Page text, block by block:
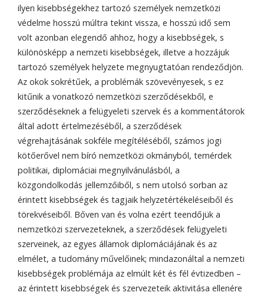
ilyen kisebbségekhez tartozó személyek nemzetközi
védelme hosszú múltra tekint vissza, e hosszú idő sem
volt azonban elegendő ahhoz, hogy a kisebbségek, s
különösképp a nemzeti kisebbségek, illetve a hozzájuk
tartozó személyek helyzete megnyugtatóan rendeződjön.
Az okok sokrétűek, a problémák szövevényesek, s ez
kitűnik a vonatkozó nemzetközi szerződésekből, e
szerződéseknek a felügyeleti szervek és a kommentátorok
által adott értelmezéséből, a szerződések
végrehajtásának sokféle megítéléséből, számos jogi
kötőerővel nem bíró nemzetközi okmányból, temérdek
politikai, diplomáciai megnyilvánulásból, a
közgondolkodás jellemzőiből, s nem utolsó sorban az
érintett kisebbségek és tagjaik helyzetértékeléseiből és
törekvéseiből. Bőven van és volna ezért teendőjük a
nemzetközi szervezeteknek, a szerződések felügyeleti
szerveinek, az egyes államok diplomáciájának és az
elmélet, a tudomány művelőinek; mindazonáltal a nemzeti
kisebbségek problémája az elmúlt két és fél évtizedben –
az érintett kisebbségek és szervezeteik aktivitása ellenére